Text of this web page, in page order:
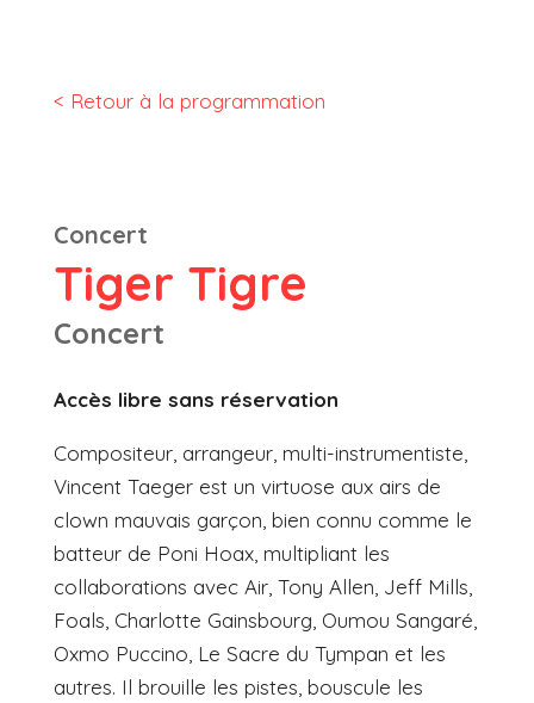
< Retour à la programmation
Concert
Tiger Tigre
Concert
Accès libre sans réservation
Compositeur, arrangeur, multi-instrumentiste,
Vincent Taeger est un virtuose aux airs de
clown mauvais garçon, bien connu comme le
batteur de Poni Hoax, multipliant les
collaborations avec Air, Tony Allen, Jeff Mills,
Foals, Charlotte Gainsbourg, Oumou Sangaré,
Oxmo Puccino, Le Sacre du Tympan et les
autres. Il brouille les pistes, bouscule les